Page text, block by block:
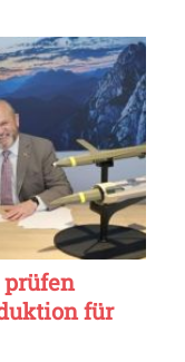
prüfen
für